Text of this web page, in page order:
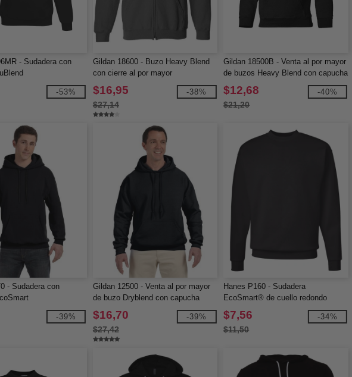
- Sudadera con
-53%
Gildan 18600 - Buzo Heavy Blend
con cierre al por mayor
$16,95
$27,14
-38%
Gildan 18500B - Venta al por mayor
de buzos Heavy Blend con capucha
para niños
$12,68
$21,20
-40%
- Sudadera con
-39%
Gildan 12500 - Venta al por mayor
de buzo Dryblend con capucha
$16,70
$27,42
-39%
Hanes P160 - Sudadera
EcoSmart® de cuello redondo
$7,56
$11,50
-34%